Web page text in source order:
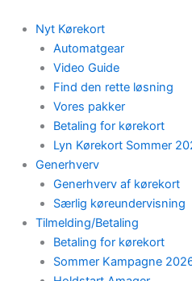
content
Nyt Kørekort
Automatgear
Video Guide
Find den rette løsning
Vores pakker
Betaling for kørekort
Lyn Kørekort Sommer
Generhverv
Generhverv af kørekort
Særlig køreundervisning
Tilmelding/Betaling
Betaling for kørekort
Sommer Kampagne